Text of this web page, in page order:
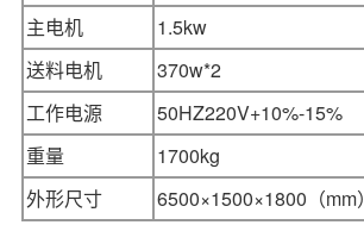
主电机
1.5kw
送料电机
370w*2
工作电源
50HZ220V+10%-15%
重量
1700kg
外形尺寸
6500×1500×1800 （mm）